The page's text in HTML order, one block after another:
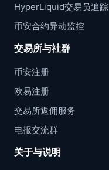
HyperLiquid交易员追踪
币安合约异动监控
交易所与社群
币安注册
欧易注册
交易所返佣服务
电报交流群
关于与说明